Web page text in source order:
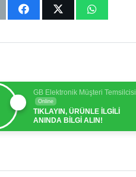
GB Elektronik Müşteri Temsilcisi
Online
TIKLAYIN, ÜRÜNLE İLGİLİ
ANINDA BİLGİ ALIN!